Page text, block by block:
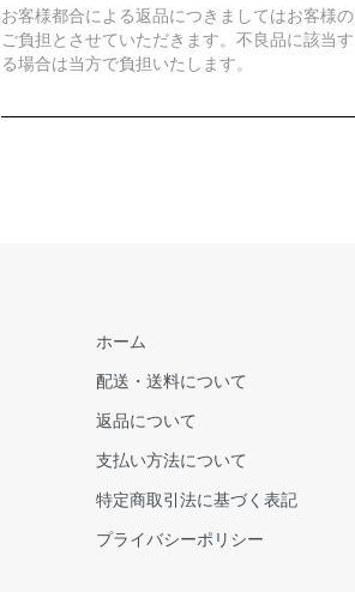
お客様都合による返品につきましてはお客様の
ご負担とさせていただきます。不良品に該当す
る場合は当方で負担いたします。
ホーム
配送・送料について
返品について
支払い方法について
特定商取引法に基づく表記
プライバシーポリシー